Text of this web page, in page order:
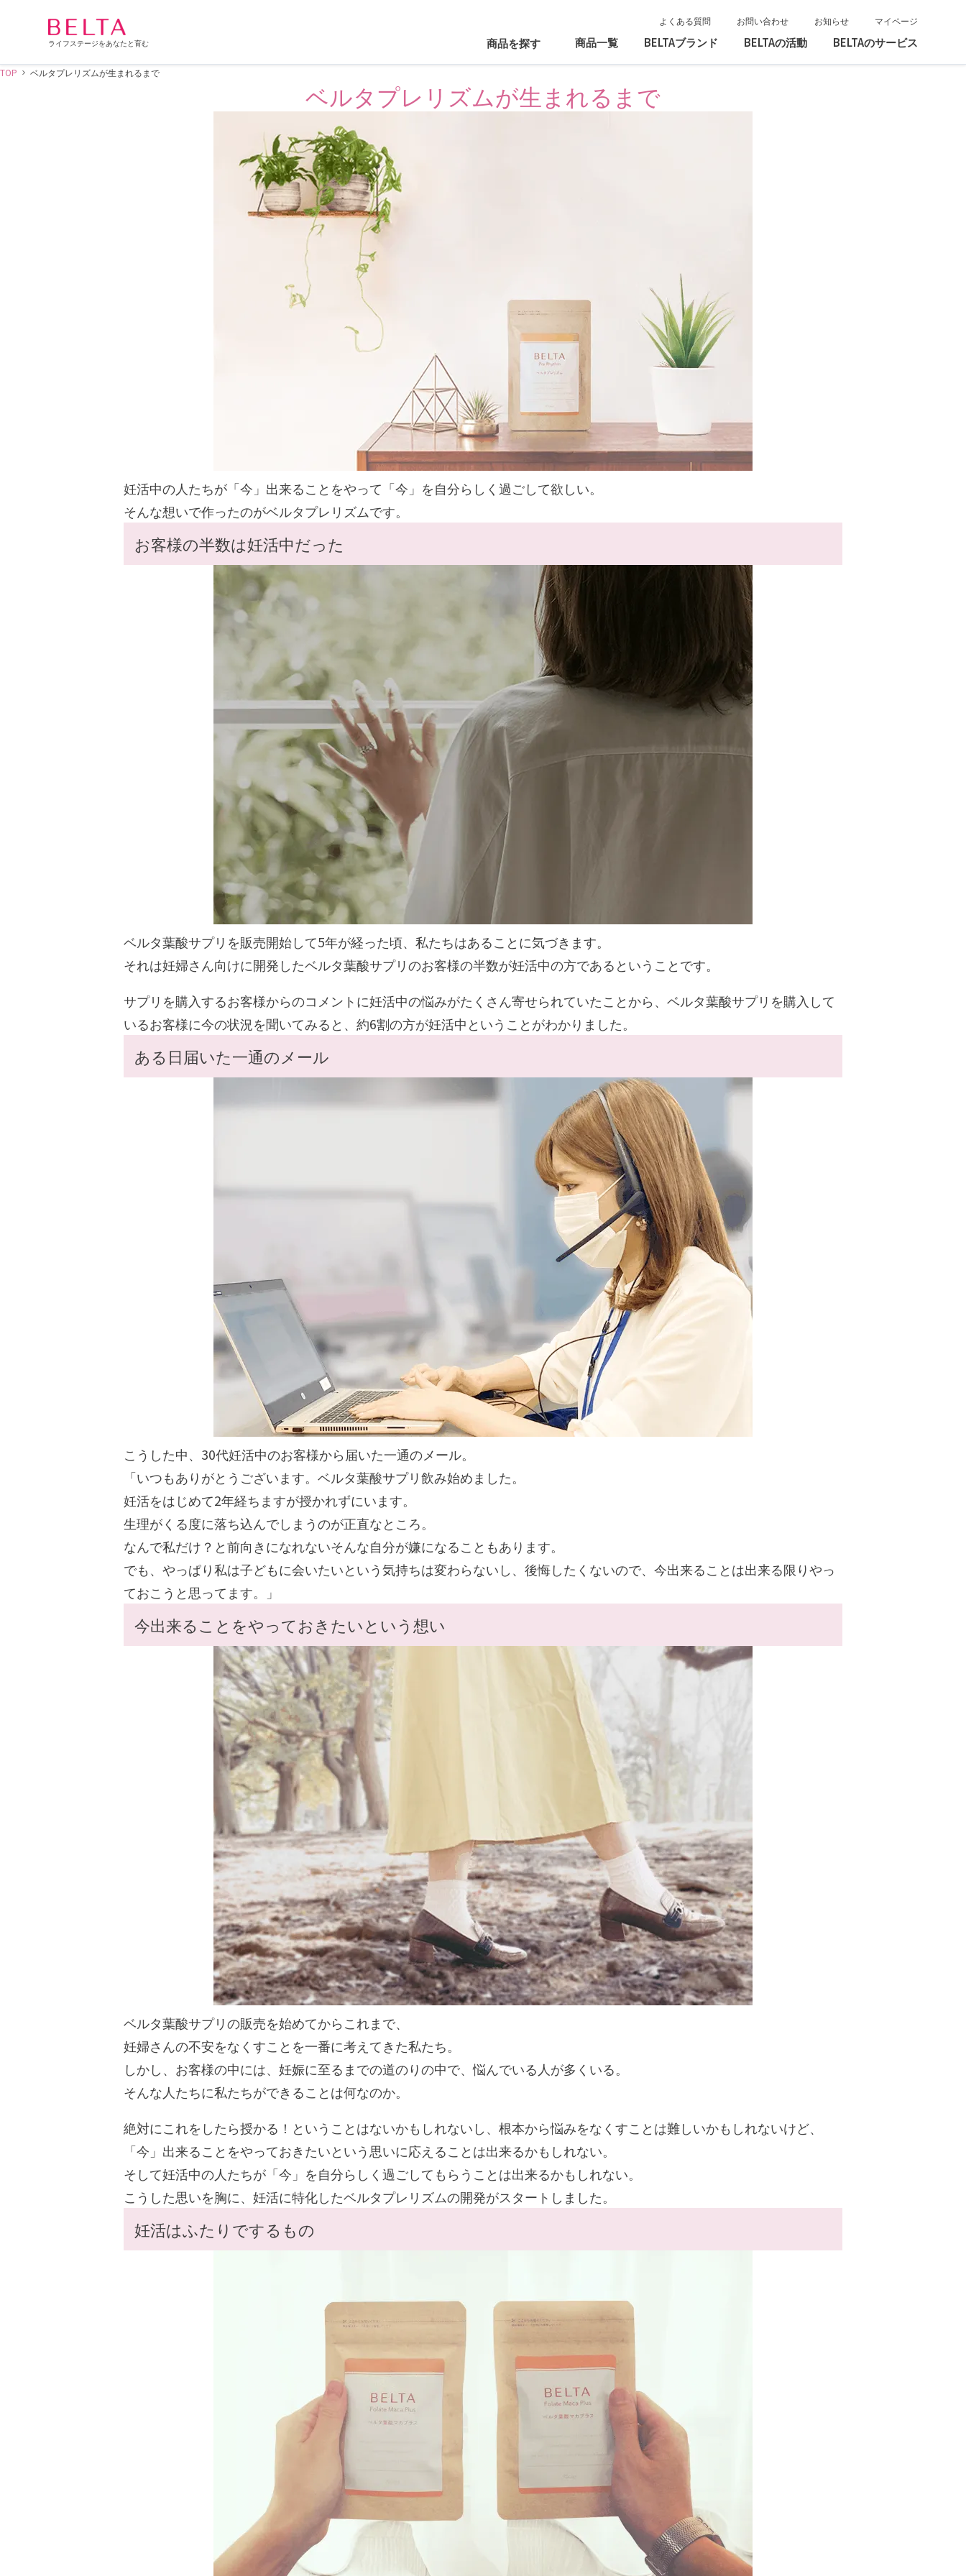
ライフステージをあなたと育む 商品を探す
よくある質問 お問い合わせ お知らせ マイページ
商品一覧 BELTAブランド BELTAの活動 BELTAのサービス
TOP ベルタプレリズムが生まれるまで
ベルタプレリズムが生まれるまで
妊活中の人たちが「今」出来ることをやって「今」を自分らしく過ごして欲しい。
そんな想いで作ったのがベルタプレリズムです。
お客様の半数は妊活中だった
ベルタ葉酸サプリを販売開始して5年が経った頃、私たちはあることに気づきます。
それは妊婦さん向けに開発したベルタ葉酸サプリのお客様の半数が妊活中の方であるということです。
サプリを購入するお客様からのコメントに妊活中の悩みがたくさん寄せられていたことから、ベルタ葉酸サプリを購入して
いるお客様に今の状況を聞いてみると、約6割の方が妊活中ということがわかりました。
ある日届いた一通のメール
こうした中、30代妊活中のお客様から届いた一通のメール。
「いつもありがとうございます。ベルタ葉酸サプリ飲み始めました。
妊活をはじめて2年経ちますが授かれずにいます。
生理がくる度に落ち込んでしまうのが正直なところ。
なんで私だけ？と前向きになれないそんな自分が嫌になることもあります。
でも、やっぱり私は子どもに会いたいという気持ちは変わらないし、後悔したくないので、今出来ることは出来る限りやっ
ておこうと思ってます。」
今出来ることをやっておきたいという想い
ベルタ葉酸サプリの販売を始めてからこれまで、
妊婦さんの不安をなくすことを一番に考えてきた私たち。
しかし、お客様の中には、妊娠に至るまでの道のりの中で、悩んでいる人が多くいる。
そんな人たちに私たちができることは何なのか。
絶対にこれをしたら授かる！ということはないかもしれないし、根本から悩みをなくすことは難しいかもしれないけど、
「今」出来ることをやっておきたいという思いに応えることは出来るかもしれない。
そして妊活中の人たちが「今」を自分らしく過ごしてもらうことは出来るかもしれない。
こうした思いを胸に、妊活に特化したベルタプレリズムの開発がスタートしました。
妊活はふたりでするもの